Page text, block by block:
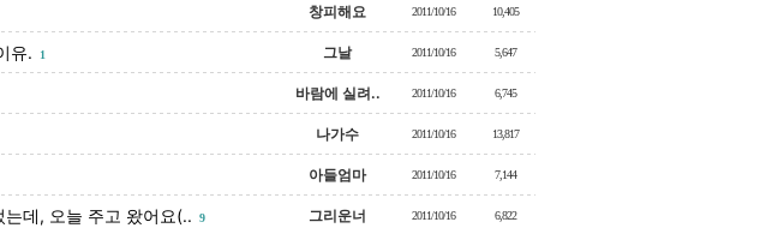
창피해요 2011/10/16 10,405
유. 1 그날 2011/10/16 5,647
바람에 실려.. 2011/10/16 6,745
나가수 2011/10/16 13,817
아들엄마 2011/10/16 7,144
데, 오늘 주고 왔어요(.. 9 그리운너 2011/10/16 6,822